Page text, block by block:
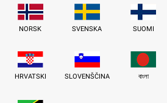
NORSK SVENSKA SUOMI
HRVATSKI SLOVENŠČINA বাংলা